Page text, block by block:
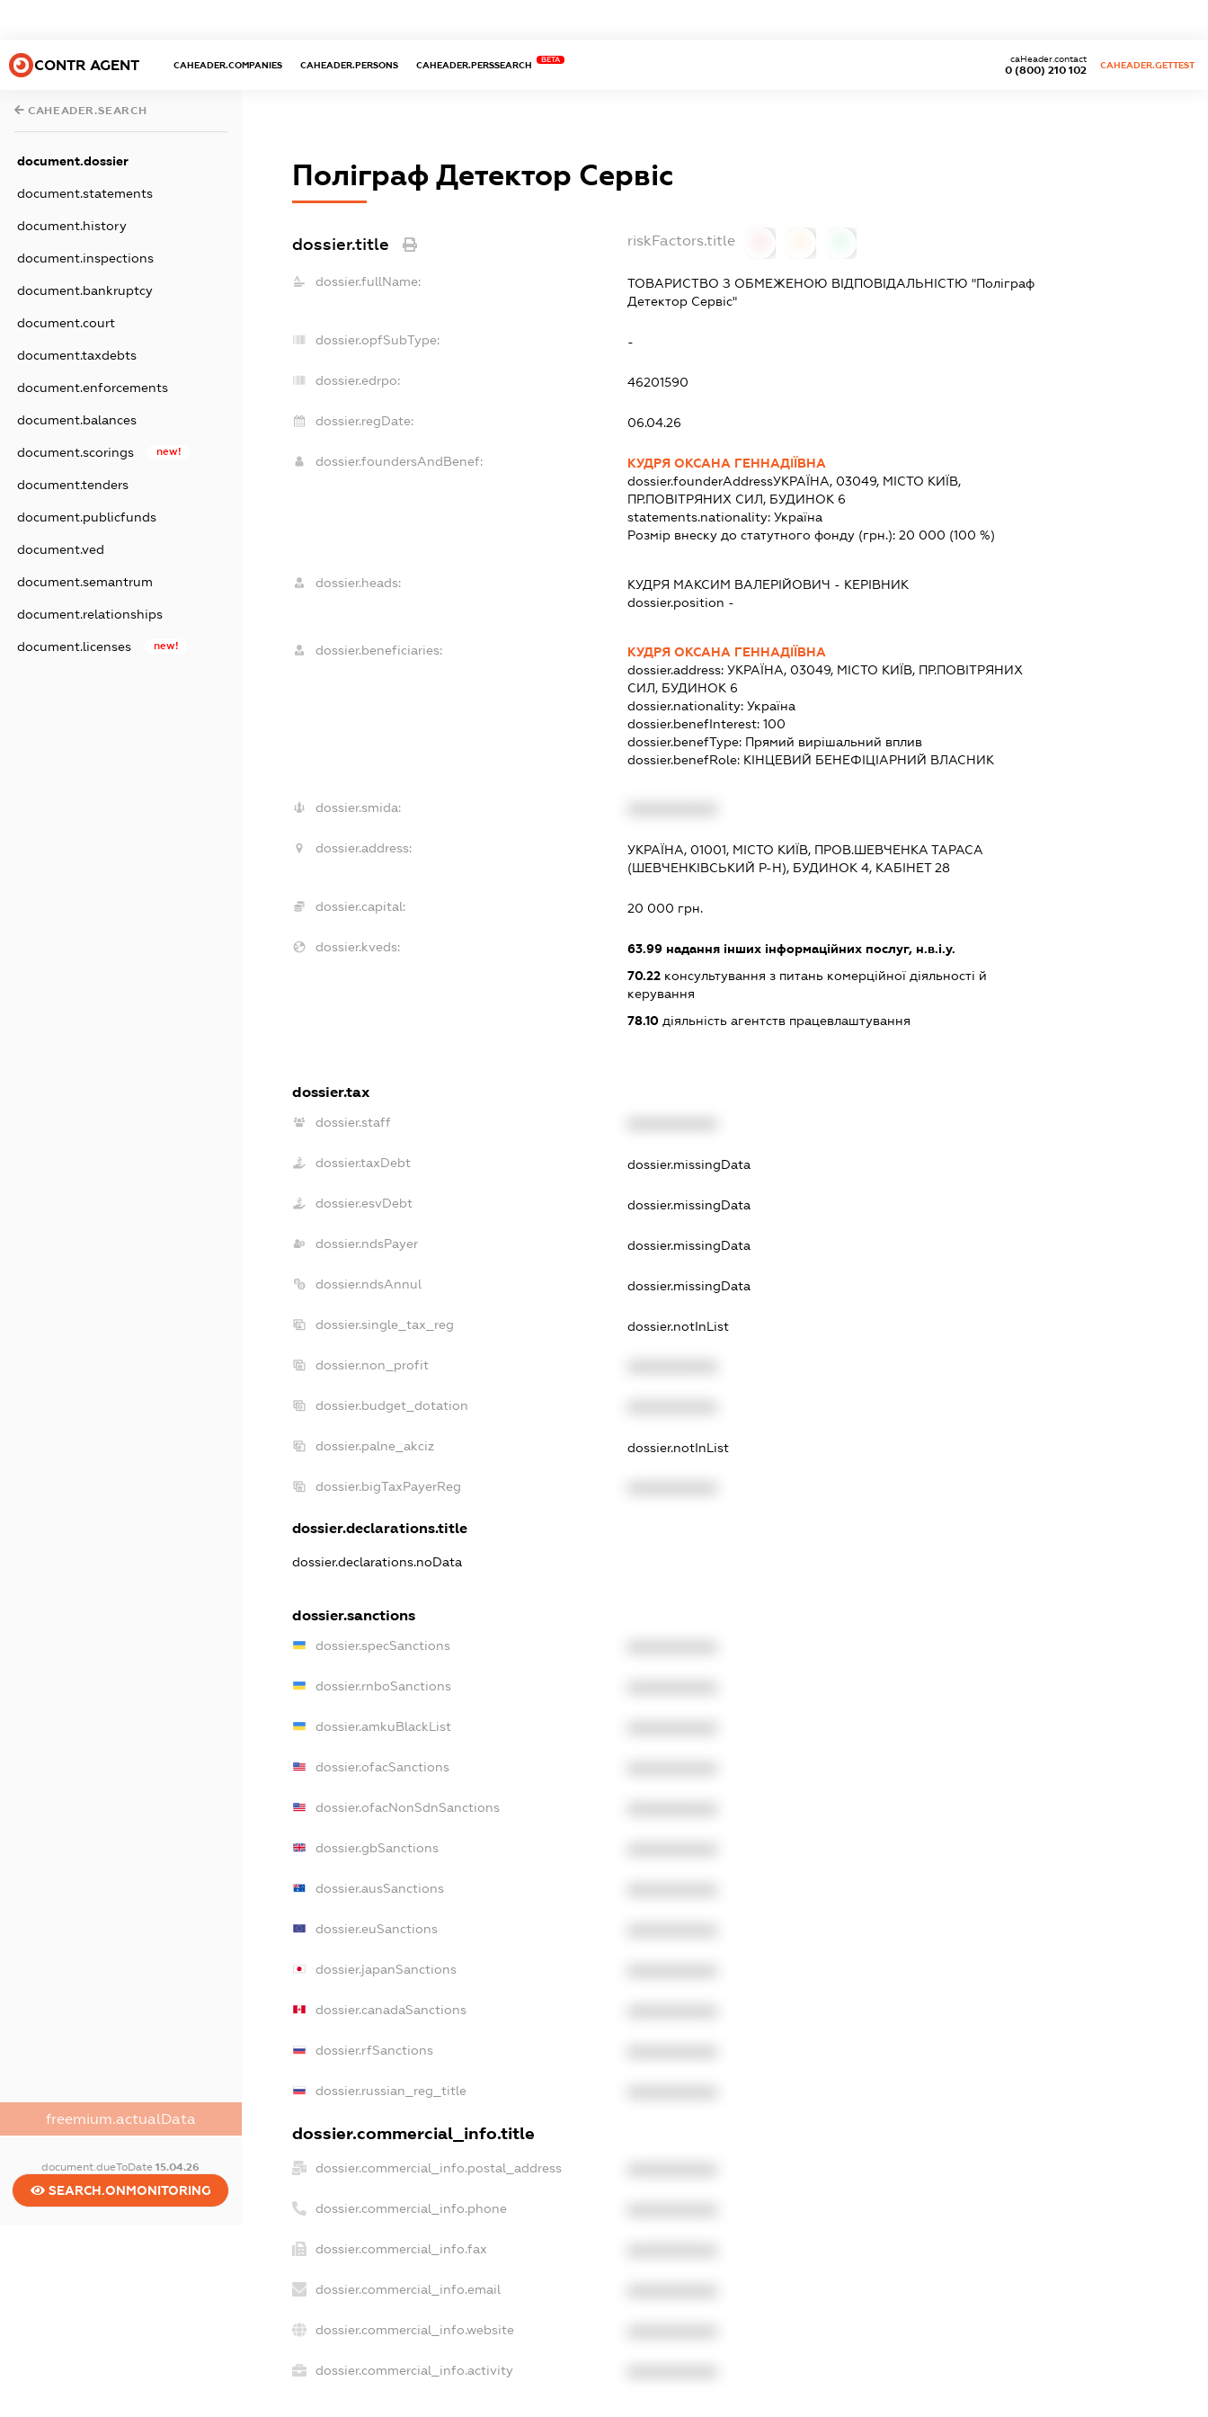
CONTR AGENT CAHEADER.COMPANIES CAHEADER.PERSONS CAHEADER.PERSSEARCH
BETA
0 (800) 210 102
caHeader.contact
CAHEADER.GETTEST
CAHEADER.SEARCH
document.dossier
document.statements
document.history
document.inspections
document.bankruptcy
document.court
document.taxdebts
document.enforcements
document.balances
document.scorings new!
document.tenders
document.publicfunds
document.ved
document.semantrum
document.relationships
document.licenses new!
freemium.actualData
document.dueToDate15.04.26
SEARCH.ONMONITORING
Поліграф Детектор Сервіс
dossier.title riskFactors.title
dossier.fullName:
ТОВАРИСТВО З ОБМЕЖЕНОЮ ВІДПОВІДАЛЬНІСТЮ "Поліграф
Детектор Сервіс"
dossier.opfSubType: -
dossier.edrpo: 46201590
dossier.regDate: 06.04.26
dossier.foundersAndBenef:
КУДРЯ ОКСАНА ГЕННАДІЇВНА
dossier.founderAddressУКРАЇНА, 03049, МІСТО КИЇВ,
ПР.ПОВІТРЯНИХ СИЛ, БУДИНОК 6
statements.nationality: Україна
Розмір внеску до статутного фонду (грн.): 20 000 (100 %)
dossier.heads: КУДРЯ МАКСИМ ВАЛЕРІЙОВИЧ - КЕРІВНИК
dossier.position -
dossier.beneficiaries:
КУДРЯ ОКСАНА ГЕННАДІЇВНА
dossier.address: УКРАЇНА, 03049, МІСТО КИЇВ, ПР.ПОВІТРЯНИХ
СИЛ, БУДИНОК 6
dossier.nationality: Україна
dossier.benefInterest: 100
dossier.benefType: Прямий вирішальний вплив
dossier.benefRole: КІНЦЕВИЙ БЕНЕФІЦІАРНИЙ ВЛАСНИК
dossier.smida:
dossier.address:
УКРАЇНА, 01001, МІСТО КИЇВ, ПРОВ.ШЕВЧЕНКА ТАРАСА
(ШЕВЧЕНКІВСЬКИЙ Р-Н), БУДИНОК 4, КАБІНЕТ 28
dossier.capital: 20 000 грн.
dossier.kveds: 63.99надання інших інформаційних послуг, н.в.і.у.
70.22консультування з питань комерційної діяльності й
керування
78.10діяльність агентств працевлаштування
dossier.tax
dossier.staff
dossier.taxDebt dossier.missingData
dossier.esvDebt dossier.missingData
dossier.ndsPayer dossier.missingData
dossier.ndsAnnul dossier.missingData
dossier.single_tax_reg dossier.notInList
dossier.non_profit
dossier.budget_dotation
dossier.palne_akciz dossier.notInList
dossier.bigTaxPayerReg
dossier.declarations.title
dossier.declarations.noData
dossier.sanctions
dossier.specSanctions
dossier.rnboSanctions
dossier.amkuBlackList
dossier.ofacSanctions
dossier.ofacNonSdnSanctions
dossier.gbSanctions
dossier.ausSanctions
dossier.euSanctions
dossier.japanSanctions
dossier.canadaSanctions
dossier.rfSanctions
dossier.russian_reg_title
dossier.commercial_info.title
dossier.commercial_info.postal_address
dossier.commercial_info.phone
dossier.commercial_info.fax
dossier.commercial_info.email
dossier.commercial_info.website
dossier.commercial_info.activity